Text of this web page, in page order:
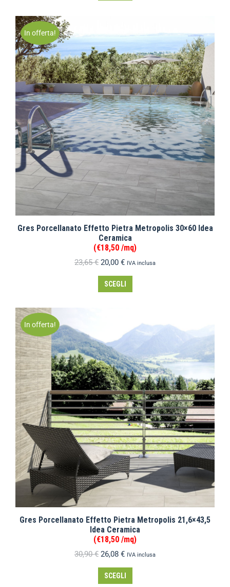
In offerta!
Gres Porcellanato Effetto Pietra Metropolis 30×60 Idea
Ceramica
(€18,50 /mq)
23,65€ 20,00 € IVA inclusa
SCEGLI
In offerta!
Gres Porcellanato Effetto Pietra Metropolis 21,6×43,5
Idea Ceramica
(€18,50 /mq)
30,90€ 26,08 € IVA inclusa
SCEGLI